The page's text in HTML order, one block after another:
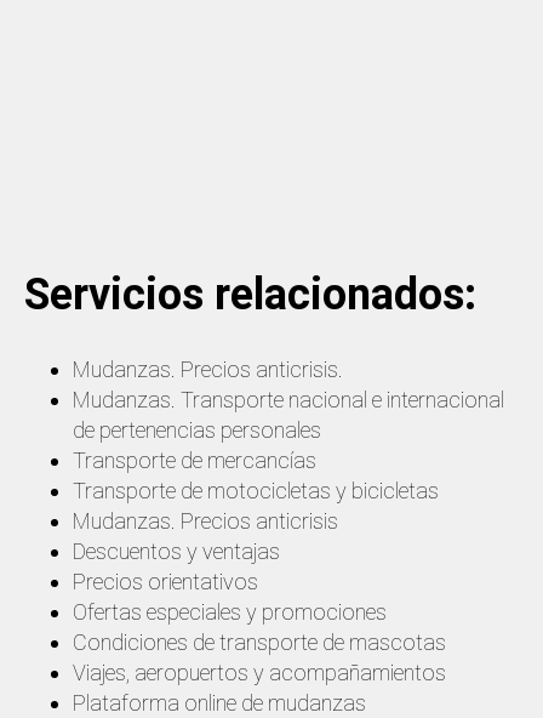
Servicios relacionados:
Mudanzas. Precios anticrisis.
Mudanzas. Transporte nacional e internacional
de pertenencias personales
Transporte de mercancías
Transporte de motocicletas y bicicletas
Mudanzas. Precios anticrisis
Descuentos y ventajas
Precios orientativos
Ofertas especiales y promociones
Condiciones de transporte de mascotas
Viajes, aeropuertos y acompañamientos
Plataforma online de mudanzas